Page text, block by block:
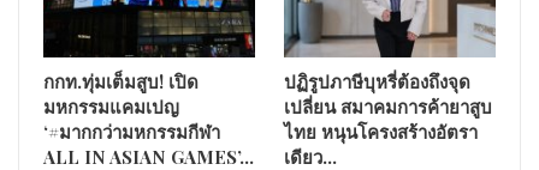
กกท.ทุ่มเต็มสูบ! เปิด
มหกรรมแคมเปญ
‘#มากกว่ามหกรรมกีฬา
ALL IN ASIAN GAMES’…
ปฏิรูปภาษีบุหรี่ต้องถึงจุด
เปลี่ยน สมาคมการค้ายาสูบ
ไทย หนุนโครงสร้างอัตรา
เดียว…